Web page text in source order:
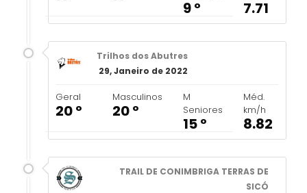
9 º 7.71
Trilhos dos Abutres
29, Janeiro de 2022
Geral
20 º
Masculinos
20 º
M
Seniores
15 º
Méd.
km/h
8.82
TRAIL DE CONIMBRIGA TERRAS DE
SICÓ